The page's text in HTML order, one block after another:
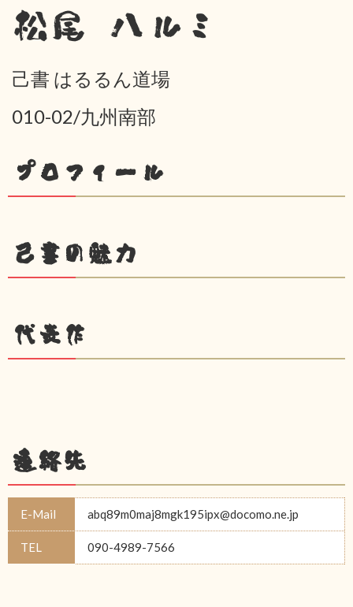
松尾 ハルミ
己書 はるるん道場
010-02/九州南部
プロフィール
己書の魅力
代表作
連絡先
E-Mail abq89m0maj8mgk195ipx@docomo.ne.jp
TEL 090-4989-7566